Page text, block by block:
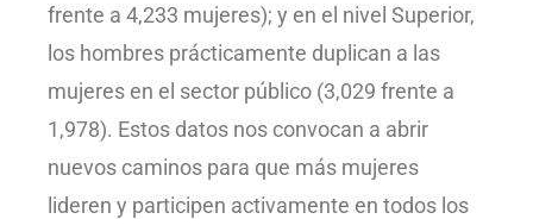
frente a 4,233 mujeres); y en el nivel Superior,
los hombres prácticamente duplican a las
mujeres en el sector público (3,029 frente a
1,978). Estos datos nos convocan a abrir
nuevos caminos para que más mujeres
lideren y participen activamente en todos los